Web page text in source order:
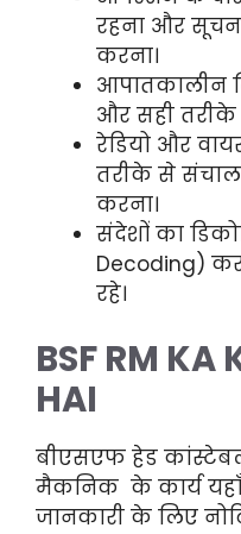
रहना और
करना।
आपातकालीन
और सही तरीके
रेडियो और
तरीके से
करना।
संदेशों का
Decoding)
रहे।
BSF RM KA
HAI
बीएसएफ हेड कांस्टेबल
मैकनिक के कार्य
जानकारी के लिए